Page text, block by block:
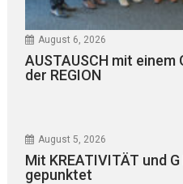
August 6, 2026
AUSTAUSCH mit einem
der REGION
August 5, 2026
Mit KREATIVITÄT und G
gepunktet